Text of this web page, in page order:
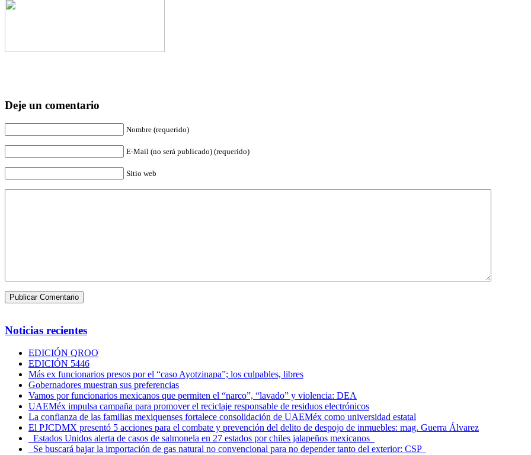
Deje un comentario
Nombre (requerido)
E-Mail (no será publicado) (requerido)
Sitio web
Noticias recientes
EDICIÓN QROO
EDICIÓN 5446
Más ex funcionarios presos por el “caso Ayotzinapa”; los culpables, libres
Gobernadores muestran sus preferencias
Vamos por funcionarios mexicanos que permiten el “narco”, “lavado” y violencia: DEA
UAEMéx impulsa campaña para promover el reciclaje responsable de residuos electrónicos
La confianza de las familias mexiquenses fortalece consolidación de UAEMéx como universidad estatal
El PJCDMX presentó 5 acciones para el combate y prevención del delito de despojo de inmuebles: mag. Guerra Álvarez
Estados Unidos alerta de casos de salmonela en 27 estados por chiles jalapeños mexicanos
Se buscará bajar la importación de gas natural no convencional para no depender tanto del exterior: CSP